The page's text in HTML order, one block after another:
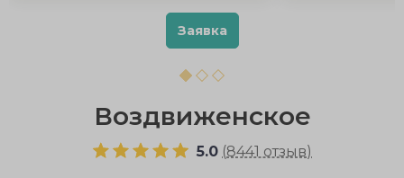
Заявка
Воздвиженское
5.0 (8441 отзыв)